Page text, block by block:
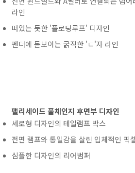
라인
떠있는 듯한 '플로팅루프' 디자인
펜더에 돋보이는 굵직한 'ㄷ'자 라인
팰리세이드 풀체인지 후면부 디자인
세로형 디자인의 테일램프 박스
전면 램프와 통일감을 살린 입체적인 픽
심플한 디자인의 리어범퍼